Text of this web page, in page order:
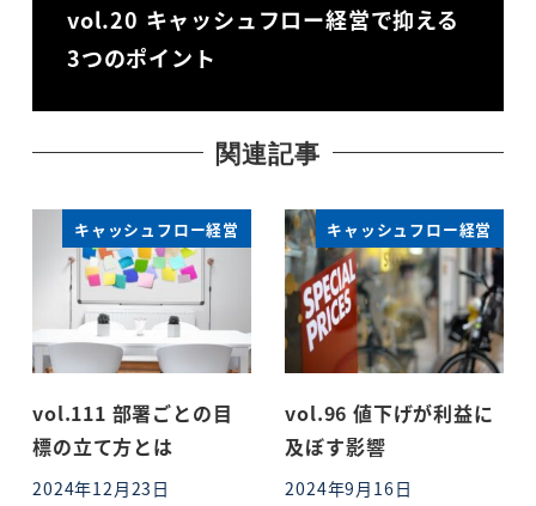
vol.20 キャッシュフロー経営で抑える
3つのポイント
関連記事
キャッシュフロー経営
vol.111 部署ごとの目
標の立て方とは
2024年12月23日
キャッシュフロー経営
vol.96 値下げが利益に
及ぼす影響
2024年9月16日